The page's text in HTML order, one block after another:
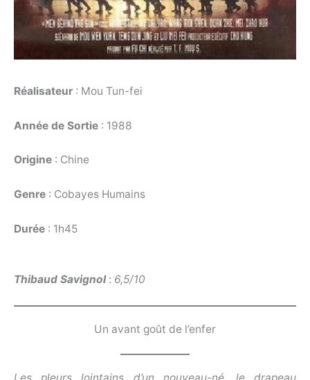
Réalisateur : Mou Tun-fei
Année de Sortie : 1988
Origine : Chine
Genre : Cobayes Humains
Durée : 1h45
Thibaud Savignol: 6,5/10
Un avant goût de l’enfer